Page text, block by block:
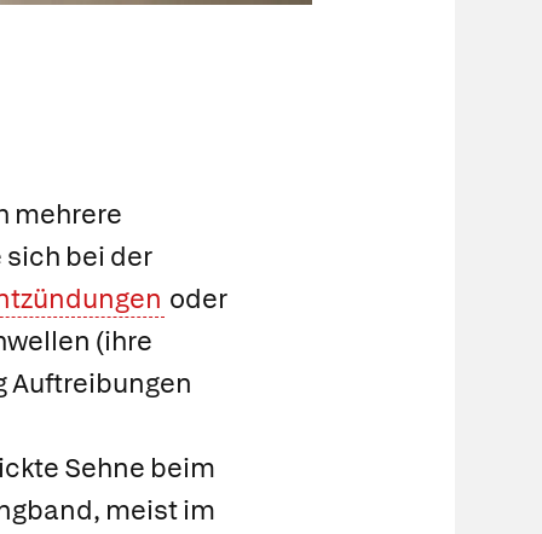
mehrere
bei der
oder
(ihre
Auftreibungen
Sehne beim
meist im